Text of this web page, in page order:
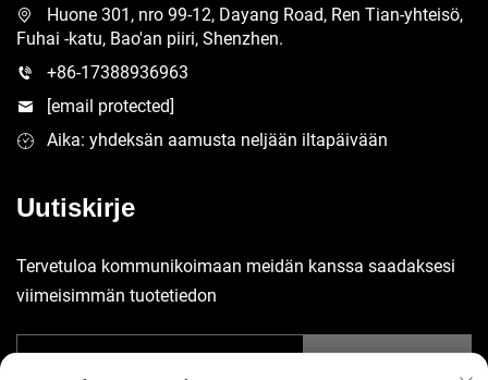
Huone 301, nro 99-12, Dayang Road, Ren Tian-yhteisö,
Fuhai -katu, Bao'an piiri, Shenzhen.
+86-17388936963
[email protected]
Aika: yhdeksän aamusta neljään iltapäivään
Uutiskirje
Tervetuloa kommunikoimaan meidän kanssa saadaksesi
viimeisimmän tuotetiedon